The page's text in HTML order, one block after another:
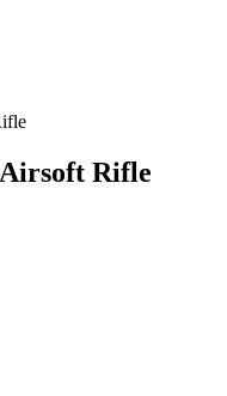
Rifle